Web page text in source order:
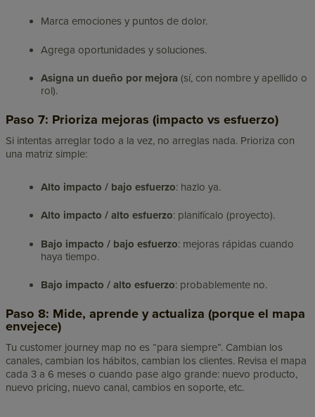
Marca emociones y puntos de dolor.
Agrega oportunidades y soluciones.
Asigna un dueño por mejora (sí, con nombre y apellido o
rol).
Paso 7: Prioriza mejoras (impacto vs esfuerzo)
Si intentas arreglar todo a la vez, no arreglas nada. Prioriza con
una matriz simple:
Alto impacto / bajo esfuerzo: hazlo ya.
Alto impacto / alto esfuerzo: planifícalo (proyecto).
Bajo impacto / bajo esfuerzo: mejoras rápidas cuando
haya tiempo.
Bajo impacto / alto esfuerzo: probablemente no.
Paso 8: Mide, aprende y actualiza (porque el mapa
envejece)
Tu customer journey map no es “para siempre”. Cambian los
canales, cambian los hábitos, cambian los clientes. Revisa el mapa
cada 3 a 6 meses o cuando pase algo grande: nuevo producto,
nuevo pricing, nuevo canal, cambios en soporte, etc.